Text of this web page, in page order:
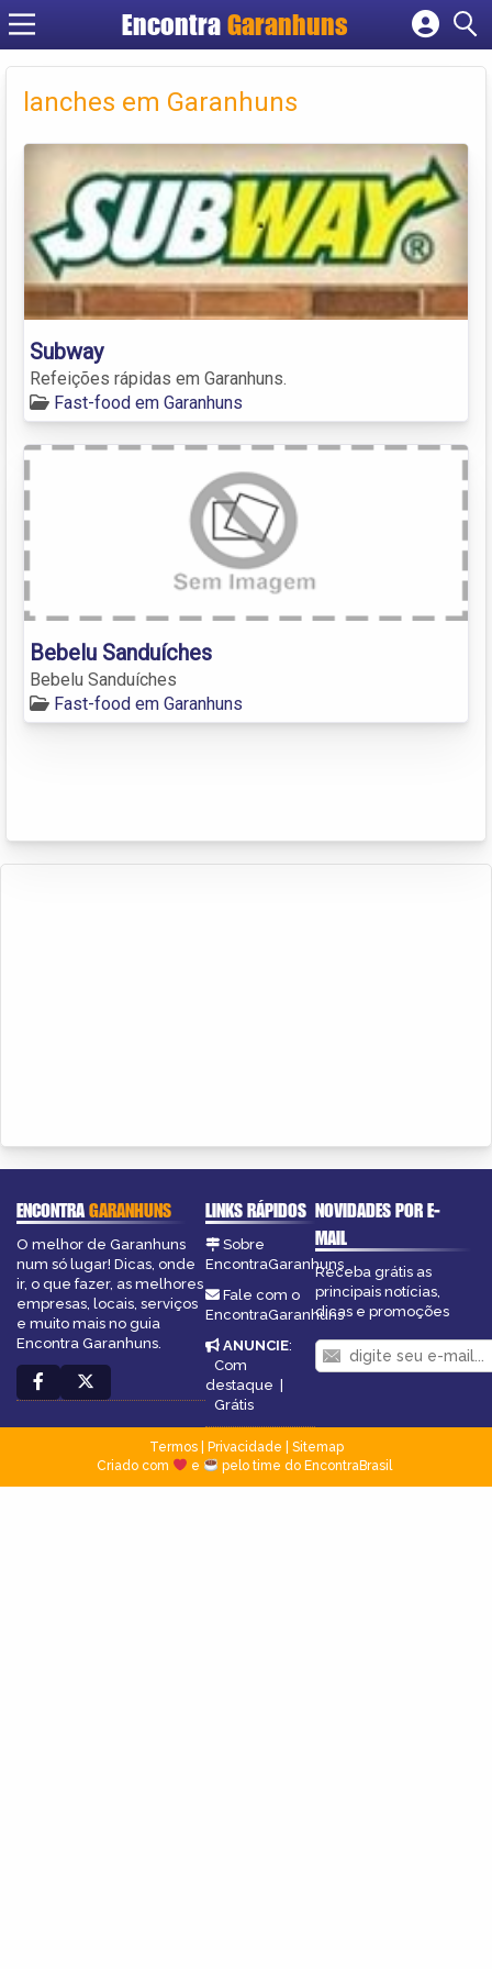
EncontraGaranhuns
Cadastrar empresa
Criar conta
lanches em Garanhuns
Subway
Refeições rápidas em Garanhuns.
Fast-food em Garanhuns
Bebelu Sanduíches
Bebelu Sanduíches
Fast-food em Garanhuns
ENCONTRAGARANHUNS
O melhor de Garanhuns
num só lugar! Dicas, onde
ir, o que fazer, as melhores
empresas, locais, serviços
e muito mais no guia
Encontra Garanhuns.
LINKS RÁPIDOS
Sobre
EncontraGaranhuns
Fale com o
EncontraGaranhuns
ANUNCIE:
Com
destaque |
Grátis
NOVIDADES POR E-
MAIL
Receba grátis as
principais notícias,
dicas e promoções
Termos| Privacidade
Sitemap
Criado com
e pelo time do EncontraBrasil